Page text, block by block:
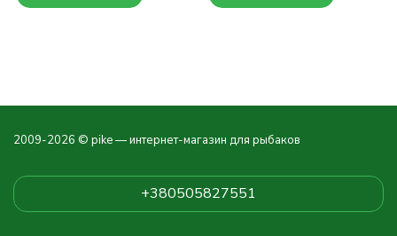
2009-2026 © pike — интернет-магазин для рыбаков
+380505827551